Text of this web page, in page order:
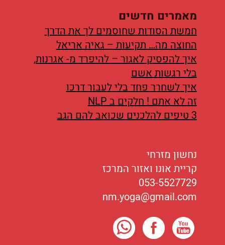
מאמרים חדשים
חמשת הסודות שחוסמים לך את הדרך
החוצה מה… תקיעות – גאיה אריאל
איך להפסיק לאגור – להיפרד מ- אגרנות,
בלי רגשות אשם
איך לשחרר פחד בלי לעבור דרכו
זה לא אתם ! חלקים ב NLP
3 טיפים להלכנים שכואב להם הגב
נחשון מזרחי
קריית אונו ואזור המרכז
053-5527729
nm.yoga@gmail.com